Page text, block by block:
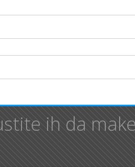
ih da